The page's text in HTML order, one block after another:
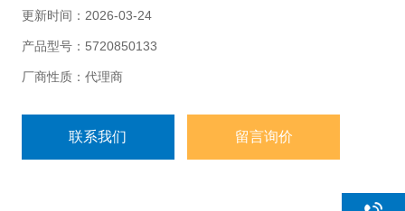
具、Agencourt核酸提取和纯化试剂、自动化工作站耗
细胞仪试剂耗材和软件、MD美谷分子酶标板/微孔
板。
更新时间：2026-03-24
产品型号：5720850133
厂商性质：代理商
联系我们 留言询价